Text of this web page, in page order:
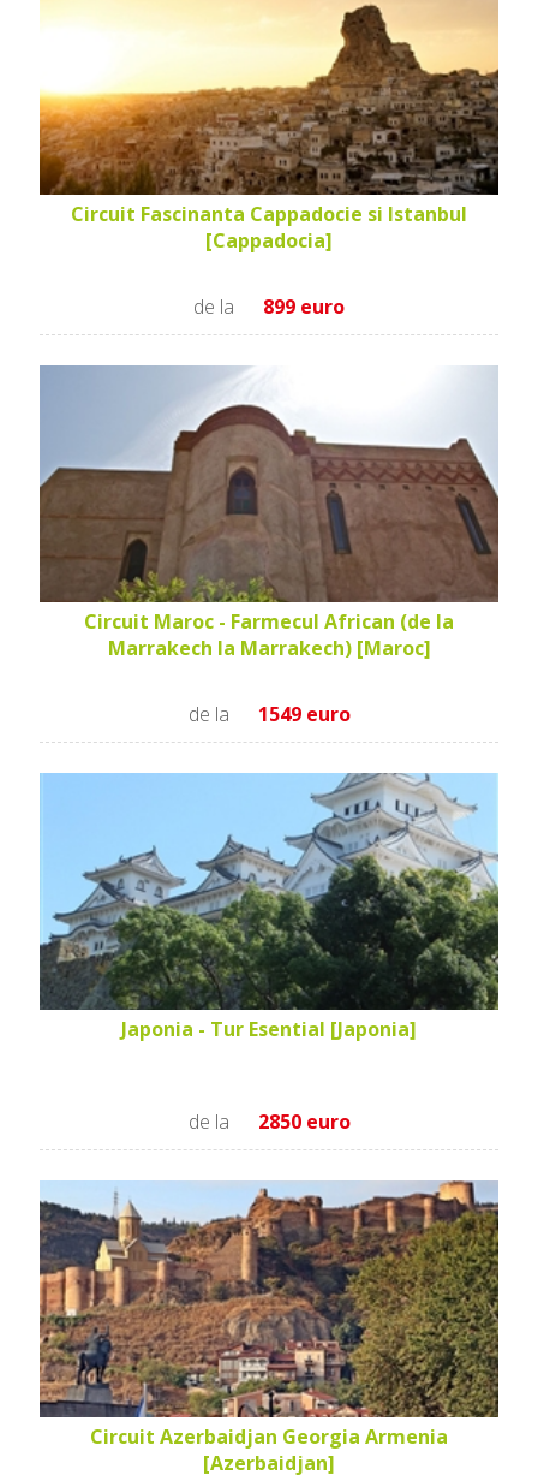
Circuit Fascinanta Cappadocie si Istanbul
[Cappadocia]
de la 899 euro
Circuit Maroc - Farmecul African (de la
Marrakech la Marrakech) [Maroc]
de la 1549 euro
Japonia - Tur Esential [Japonia]
de la 2850 euro
Circuit Azerbaidjan Georgia Armenia
[Azerbaidjan]